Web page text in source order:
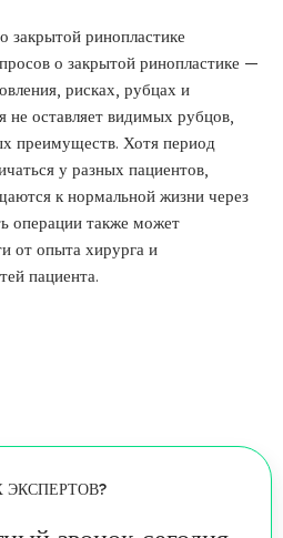
закрытой ринопластике
о закрытой ринопластике —
рисках, рубцах и
не оставляет видимых рубцов,
преимуществ. Хотя период
у разных пациентов,
к нормальной жизни через
операции также может
от опыта хирурга и
пациента.